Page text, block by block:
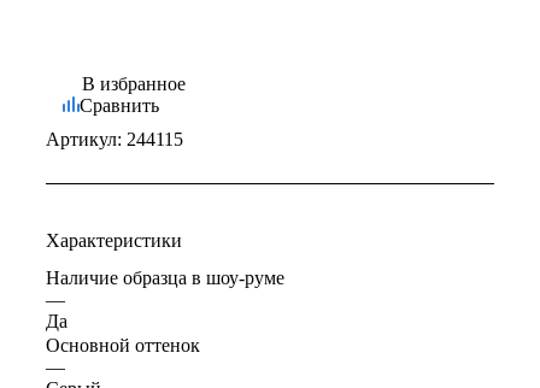
В избранное
Сравнить
Артикул: 244115
Характеристики
Наличие образца в шоу-руме
—
Да
Основной оттенок
—